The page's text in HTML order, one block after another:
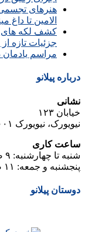
هنرهای
الامین تا داغ
کشف لکه های
جزئیات تازه
مراسم یادمان
درباره پیلانو
نشانی
خیابان ۱۲۳
نیویورک، نیویورک ۱۰۰۰۱
ساعت کاری
شنبه تا چهارشنبه: ۹ صبح تا ۵ بعد از ظهر
پنجشنبه و جمعه: ۱۱ صبح تا ۳ بعد از ظهر
دوستان پیلانو